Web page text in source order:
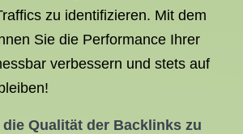
zu identifizieren. Mit dem
Sie die Performance Ihrer
verbessern und stets auf
Qualität der Backlinks zu